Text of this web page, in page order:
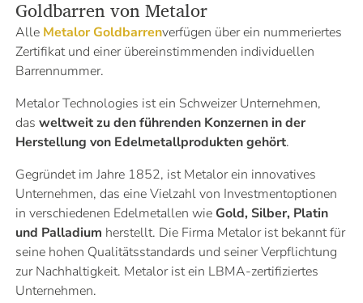
Goldbarren von Metalor
Alle Metalor Goldbarrenverfügen über ein nummeriertes
Zertifikat und einer übereinstimmenden individuellen
Barrennummer.
Metalor Technologies ist ein Schweizer Unternehmen,
das weltweit zu den führenden Konzernen in der
Herstellung von Edelmetallprodukten gehört.
Gegründet im Jahre 1852, ist Metalor ein innovatives
Unternehmen, das eine Vielzahl von Investmentoptionen
in verschiedenen Edelmetallen wie Gold, Silber, Platin
und Palladium herstellt. Die Firma Metalor ist bekannt für
seine hohen Qualitätsstandards und seiner Verpflichtung
zur Nachhaltigkeit. Metalor ist ein LBMA-zertifiziertes
Unternehmen.